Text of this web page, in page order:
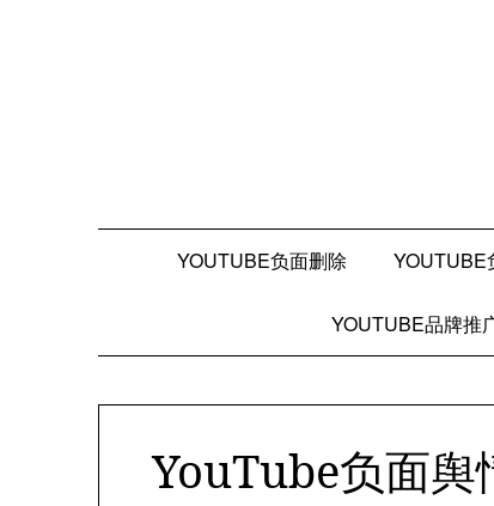
YOUTUBE负面删除 YOUTUBE
YOUTUBE品牌推
YouTube负面舆